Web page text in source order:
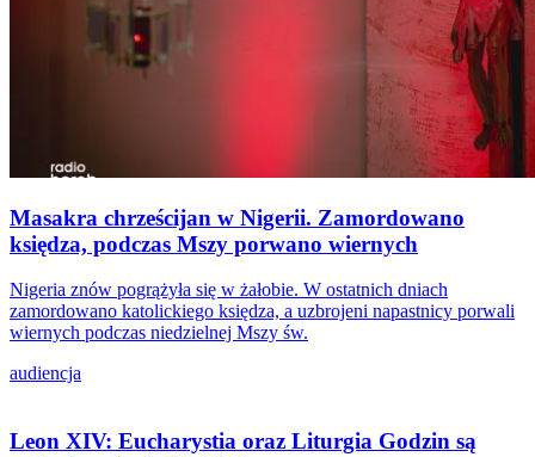
Masakra chrześcijan w Nigerii. Zamordowano
księdza, podczas Mszy porwano wiernych
Nigeria znów pogrążyła się w żałobie. W ostatnich dniach
zamordowano katolickiego księdza, a uzbrojeni napastnicy porwali
wiernych podczas niedzielnej Mszy św.
audiencja
Leon XIV: Eucharystia oraz Liturgia Godzin są